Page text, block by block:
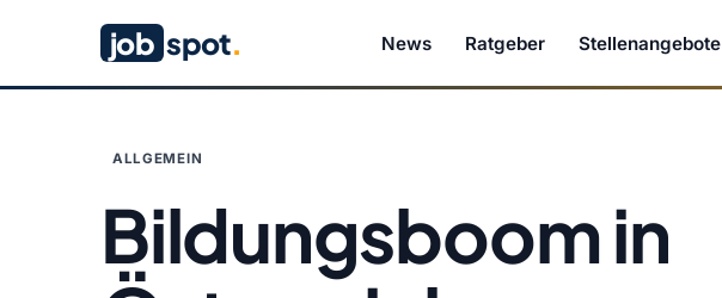
job spot. News Ratgeber Stellenangebote
ALLGEMEIN
Bildungsboom in